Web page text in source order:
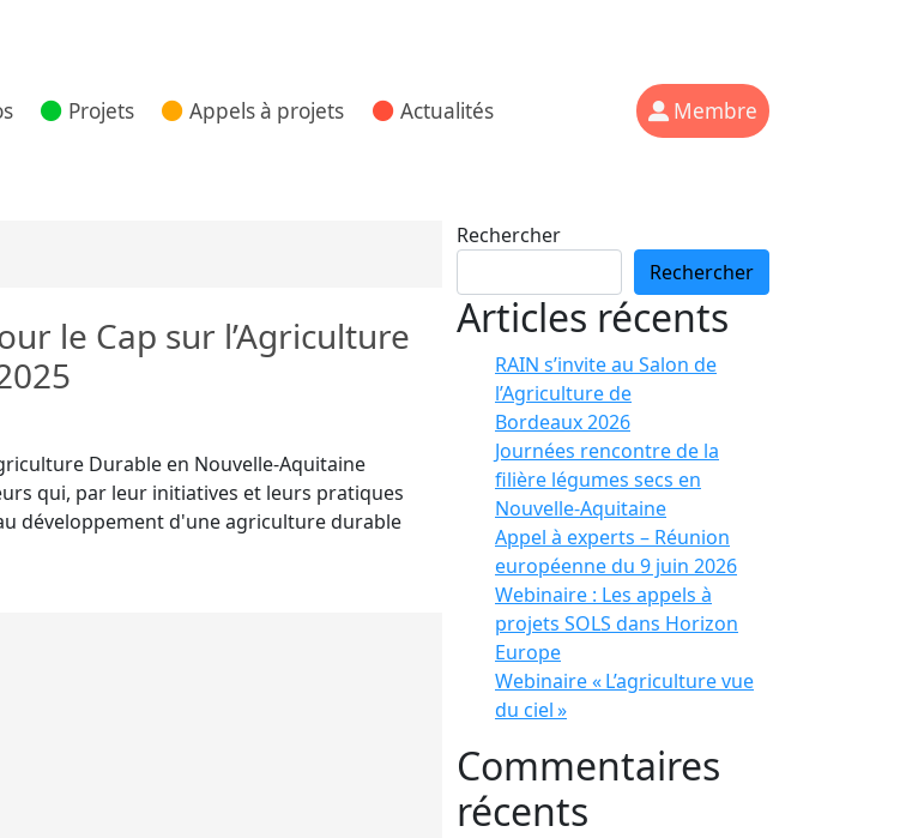
Projets Appels à projets Actualités Membre
le Cap sur l’Agriculture
Durable en Nouvelle-Aquitaine
qui, par leur initiatives et leurs pratiques
développement d'une agriculture durable
Rechercher
Rechercher
Articles récents
RAIN s’invite au Salon de
l’Agriculture de
Bordeaux 2026
Journées rencontre de la
filière légumes secs en
Nouvelle-Aquitaine
Appel à experts – Réunion
européenne du 9 juin 2026
Webinaire : Les appels à
projets SOLS dans Horizon
Europe
Webinaire « L’agriculture vue
du ciel »
Commentaires
récents